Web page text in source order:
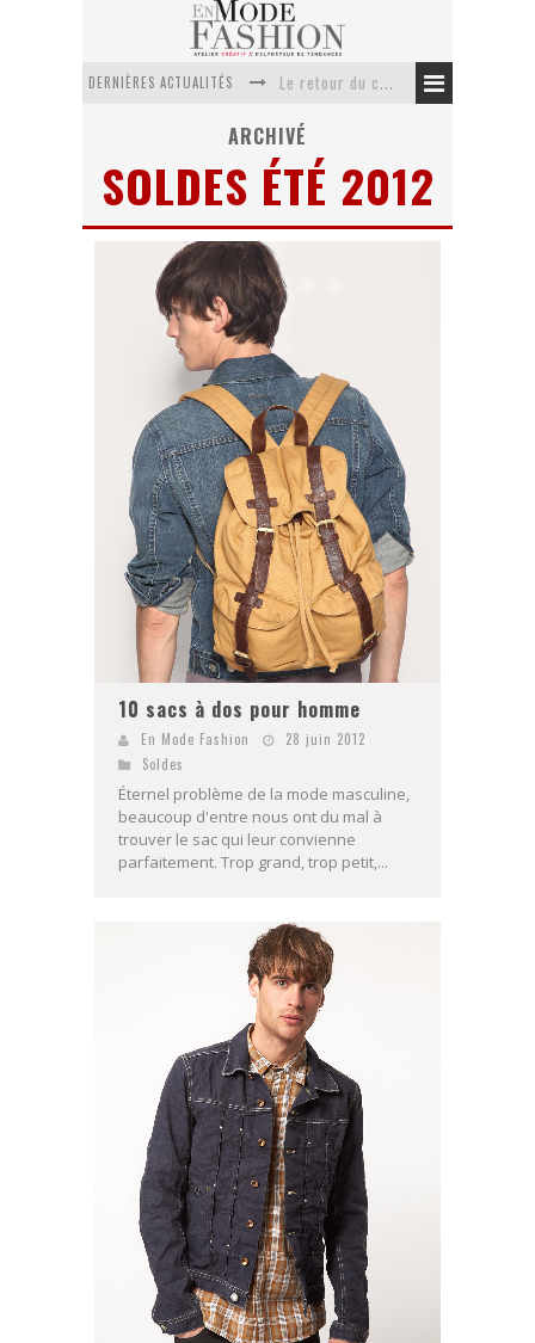
DERNIÈRES ACTUALITÉS
Week-end spa en automne : quel maillot de bain choisir ?
ARCHIVÉ
SOLDES ÉTÉ 2012
10 sacs à dos pour homme
En Mode Fashion
28 juin 2012
Soldes
Éternel problème de la mode masculine,
beaucoup d'entre nous ont du mal à
trouver le sac qui leur convienne
parfaitement. Trop grand, trop petit,...